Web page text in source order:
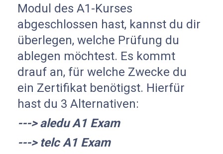
Modul des A1-Kurses
abgeschlossen hast, kannst du dir
überlegen, welche Prüfung du
ablegen möchtest. Es kommt
drauf an, für welche Zwecke du
ein Zertifikat benötigst. Hierfür
hast du 3 Alternativen:
---> aledu A1 Exam
---> telc A1 Exam